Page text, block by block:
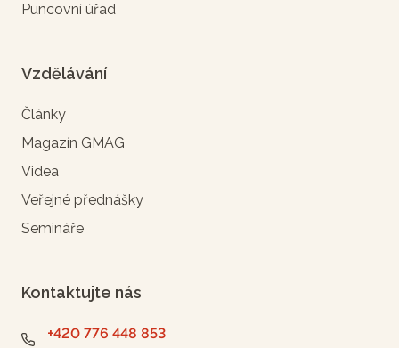
Puncovní úřad
Vzdělávání
Články
Magazín GMAG
Videa
Veřejné přednášky
Semináře
Kontaktujte nás
+420 776 448 853